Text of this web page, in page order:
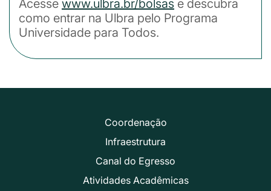
Acesse www.ulbra.br/bolsas e descubra
como entrar na Ulbra pelo Programa
Universidade para Todos.
Coordenação
Infraestrutura
Canal do Egresso
Atividades Acadêmicas